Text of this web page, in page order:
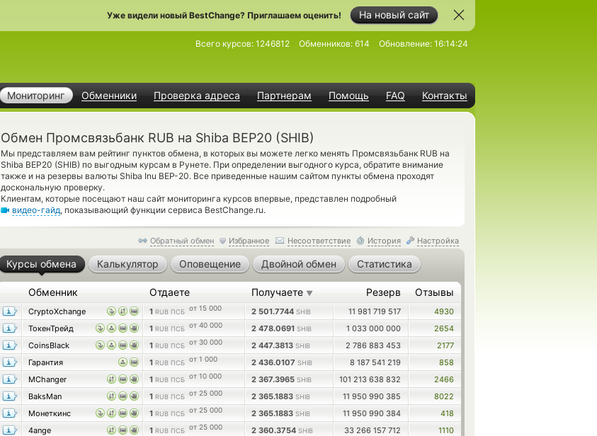
На новый сайт
Уже видели новый BestChange? Приглашаем оценить!
Мониторинг Обменники Проверка адреса Партнерам Помощь FAQ Контакты
Всего курсов: 1246812 Обменников: 614 Обновление: 16:14:24
Обмен Промсвязьбанк RUB на Shiba BEP20 (SHIB)
Мы представляем вам рейтинг пунктов обмена, в которых вы можете легко менять Промсвязьбанк RUB на
Shiba BEP20 (SHIB) по выгодным курсам в Рунете. При определении выгодного курса, обратите внимание
также и на резервы валюты Shiba Inu BEP-20. Все приведенные нашим сайтом пункты обмена проходят
доскональную проверку.
Клиентам, которые посещают наш сайт мониторинга курсов впервые, представлен подробный
видео-гайд, показывающий функции сервиса BestChange.ru.
Обратный обмен Избранное Несоответствие История Настройка
Курсы обмена Калькулятор Оповещение Двойной обмен Статистика
Обменник Отдаете Получаете ▼ Резерв Отзывы
CryptoXchange 1 RUB ПСБ от 15 000 2 501.7744 SHIB 11 981 719 517
4930
ТокенТрейд
1 RUB ПСБ от 40 000 2 478.0691 SHIB 1 033 000 000
2654
CoinsBlack
1 RUB ПСБ от 30 000 2 447.3813 SHIB 2 786 883 453
2177
Гарантия
1 RUB ПСБ от 1 000 2 436.0107 SHIB 8 187 541 219
858
MChanger
1 RUB ПСБ от 10 000 2 367.3965 SHIB 101 213 638 832
2466
BaksMan
1 RUB ПСБ от 25 000 2 365.1883 SHIB 11 950 990 385
8022
Монеткинс
1 RUB ПСБ от 25 000 2 365.1883 SHIB 11 950 990 384
418
4ange
1 RUB ПСБ от 25 000 2 360.3754 SHIB 33 266 157 712
1110